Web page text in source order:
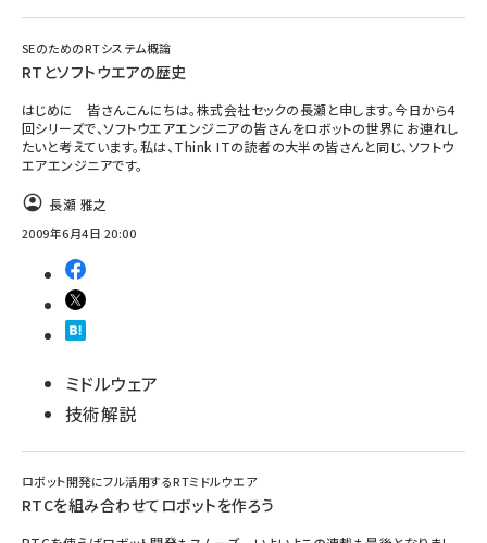
SEのためのRTシステム概論
RTとソフトウエアの歴史
はじめに 皆さんこんにちは。株式会社セックの長瀬と申します。今日から4
回シリーズで、ソフトウエアエンジニアの皆さんをロボットの世界にお連れし
たいと考えています。私は、Think ITの読者の大半の皆さんと同じ、ソフトウ
エアエンジニアです。
長瀬 雅之
2009年6月4日 20:00
ミドルウェア
技術解説
ロボット開発にフル活用するRTミドルウエア
RTCを組み合わせてロボットを作ろう